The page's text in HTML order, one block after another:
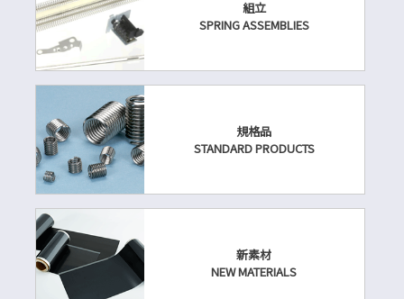
組立
SPRING ASSEMBLIES
規格品
STANDARD PRODUCTS
新素材
NEW MATERIALS